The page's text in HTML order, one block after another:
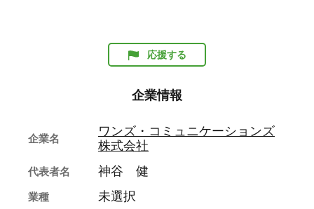
応援する
企業情報
企業名
ワンズ・コミュニケーションズ
株式会社
代表者名 神谷 健
業種 未選択